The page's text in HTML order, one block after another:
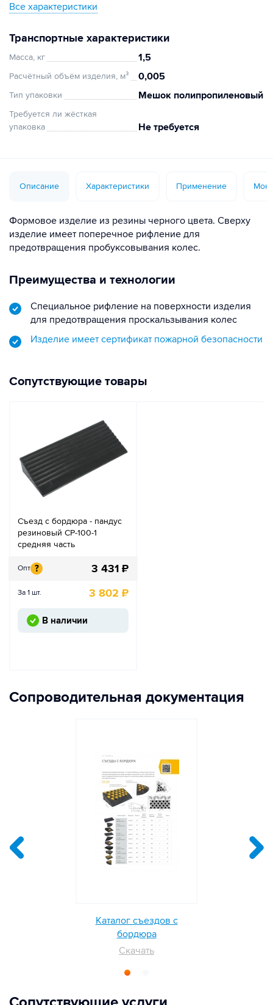
Все характеристики
Транспортные характеристики
Масса, кг 1,5
Расчётный объём изделия, м³ 0,005
Тип упаковки Мешок полипропиленовый
Требуется ли жёсткая
упаковка
Не требуется
Описание Характеристики Применение
Формовое изделие из резины черного цвета. Сверху
изделие имеет поперечное рифление для
предотвращения пробуксовывания колес.
Преимущества и технологии
Специальное рифление на поверхности изделия
для предотвращения проскальзывания колес
Изделие имеет сертификат пожарной безопасности
Сопутствующие товары
Съезд с бордюра - пандус
резиновый СР-100-1
средняя часть
Опт ? 3 431 ₽
За 1 шт. 3 802 ₽
В наличии
Сопроводительная документация
Каталог съездов с
бордюра
Скачать